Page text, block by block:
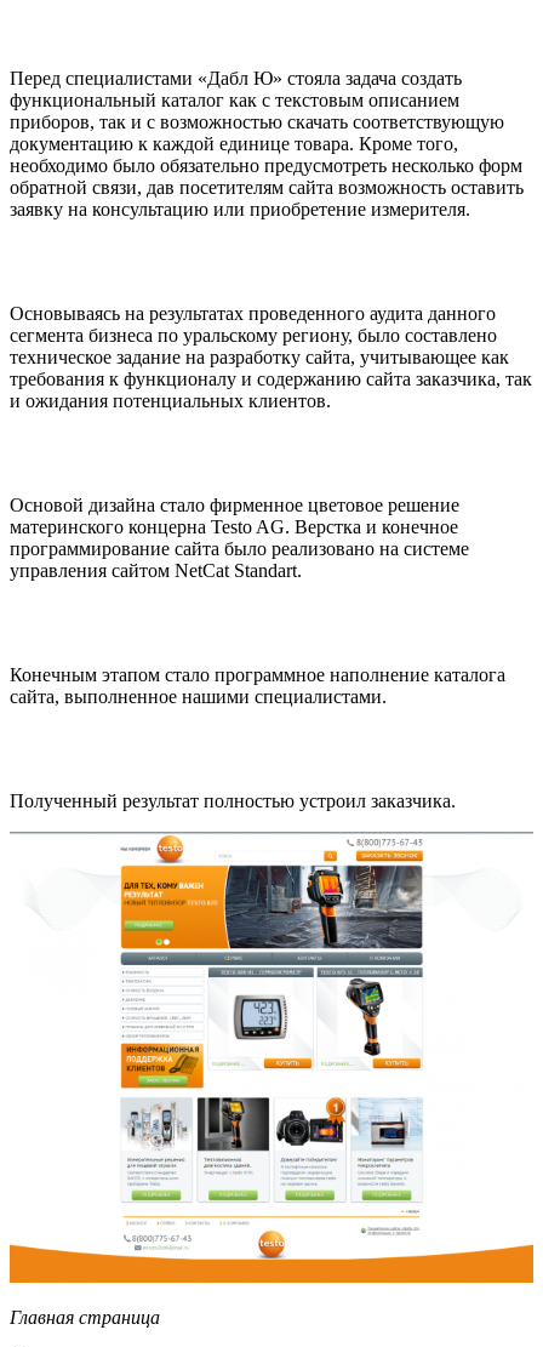
Перед специалистами «Дабл Ю» стояла задача создать
функциональный каталог как с текстовым описанием
приборов, так и с возможностью скачать соответствующую
документацию к каждой единице товара. Кроме того,
необходимо было обязательно предусмотреть несколько форм
обратной связи, дав посетителям сайта возможность оставить
заявку на консультацию или приобретение измерителя.
Основываясь на результатах проведенного аудита данного
сегмента бизнеса по уральскому региону, было составлено
техническое задание на разработку сайта, учитывающее как
требования к функционалу и содержанию сайта заказчика, так
и ожидания потенциальных клиентов.
Основой дизайна стало фирменное цветовое решение
материнского концерна Testo AG. Верстка и конечное
программирование сайта было реализовано на системе
управления сайтом NetCat Standart.
Конечным этапом стало программное наполнение каталога
сайта, выполненное нашими специалистами.
Полученный результат полностью устроил заказчика.
Главная страница